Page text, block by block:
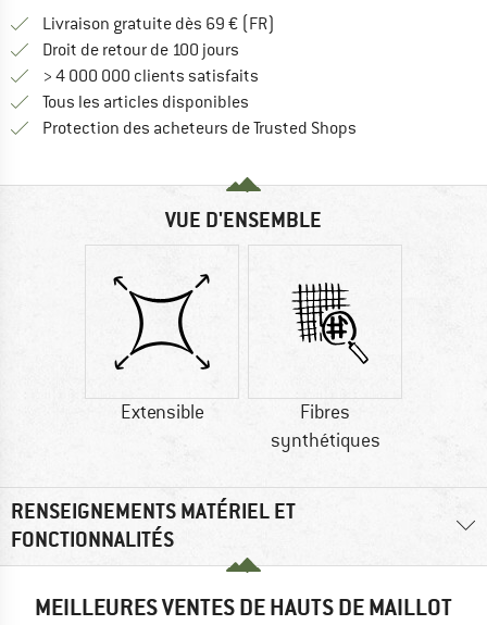
Livraison gratuite dès 69 € (FR)
Droit de retour de 100 jours
> 4 000 000 clients satisfaits
Tous les articles disponibles
Protection des acheteurs de Trusted Shops
VUE D'ENSEMBLE
Extensible
Fibres
synthétiques
RENSEIGNEMENTS MATÉRIEL ET
FONCTIONNALITÉS
MEILLEURES VENTES DE HAUTS DE MAILLOT